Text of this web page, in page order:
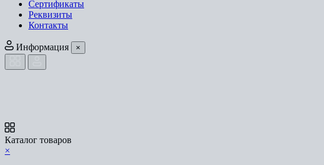
Сертификаты
Реквизиты
Контакты
Информация ×
Каталог товаров
×